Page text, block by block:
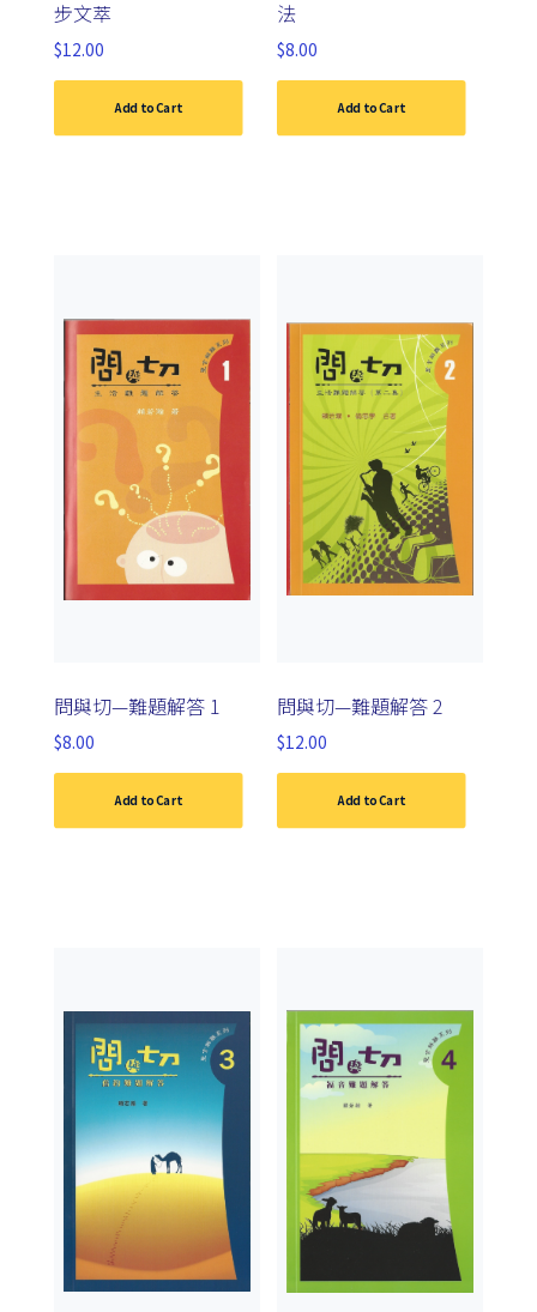
步文萃
$12.00
Add to Cart
法
$8.00
Add to Cart
問與切—難題解答 1
$8.00
Add to Cart
問與切—難題解答 2
$12.00
Add to Cart